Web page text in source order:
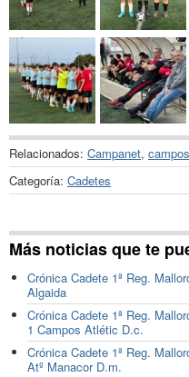
Relacionados: Campanet,
Categoría: Cadetes
Más noticias que te
Crónica Cadete 1ª Reg.
Algaida
Crónica Cadete 1ª Reg.
1 Campos Atlétic D.c.
Crónica Cadete 1ª Reg.
Atº Manacor D.m.